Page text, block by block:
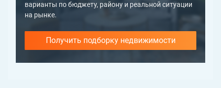
варианты по бюджету, району и реальной ситуации
на рынке.
Получить подборку недвижимости